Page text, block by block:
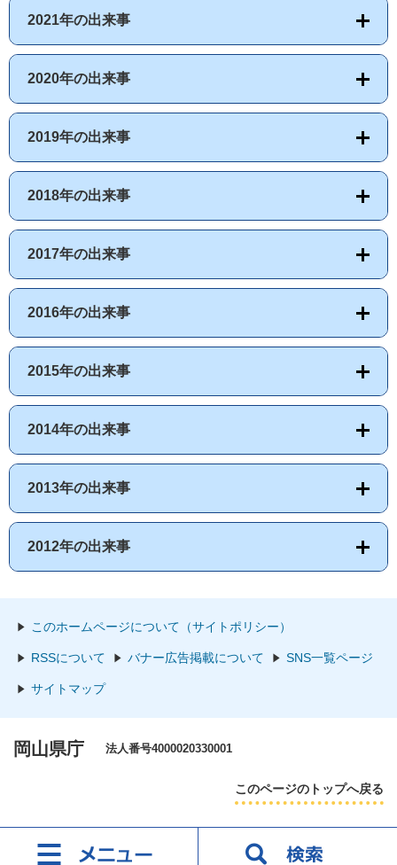
2021年の出来事
2020年の出来事
2019年の出来事
2018年の出来事
2017年の出来事
2016年の出来事
2015年の出来事
2014年の出来事
2013年の出来事
2012年の出来事
このホームページについて（サイトポリシー）
RSSについて バナー広告掲載について SNS一覧ページ
サイトマップ
岡山県庁 法人番号4000020330001
このページのトップへ戻る